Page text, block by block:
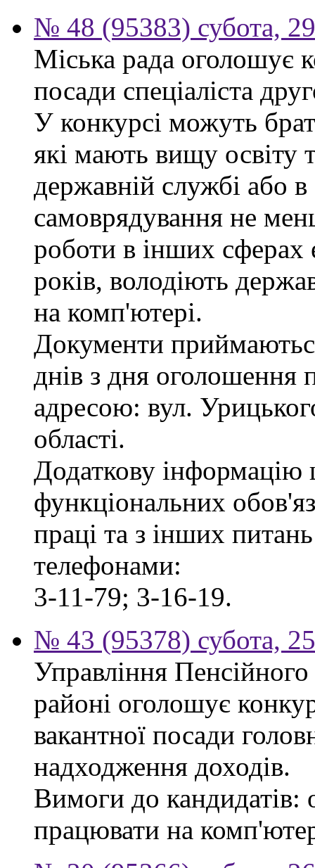
№ 48 (95383) субота,
Міська рада оголошує
посади спеціаліста
У конкурсі можуть
які мають вищу освіту
державній службі або
самоврядування не
роботи в інших
років, володіють
на комп'ютері.
Документи
днів з дня оголошення
адресою: вул.
області.
Додаткову
функціональних
праці та з інших
телефонами:
3-11-79; 3-16-19.
№ 43 (95378) субота,
Управління
районі оголошує
вакантної посади
надходження доходів.
Вимоги до кандидатів:
працювати на